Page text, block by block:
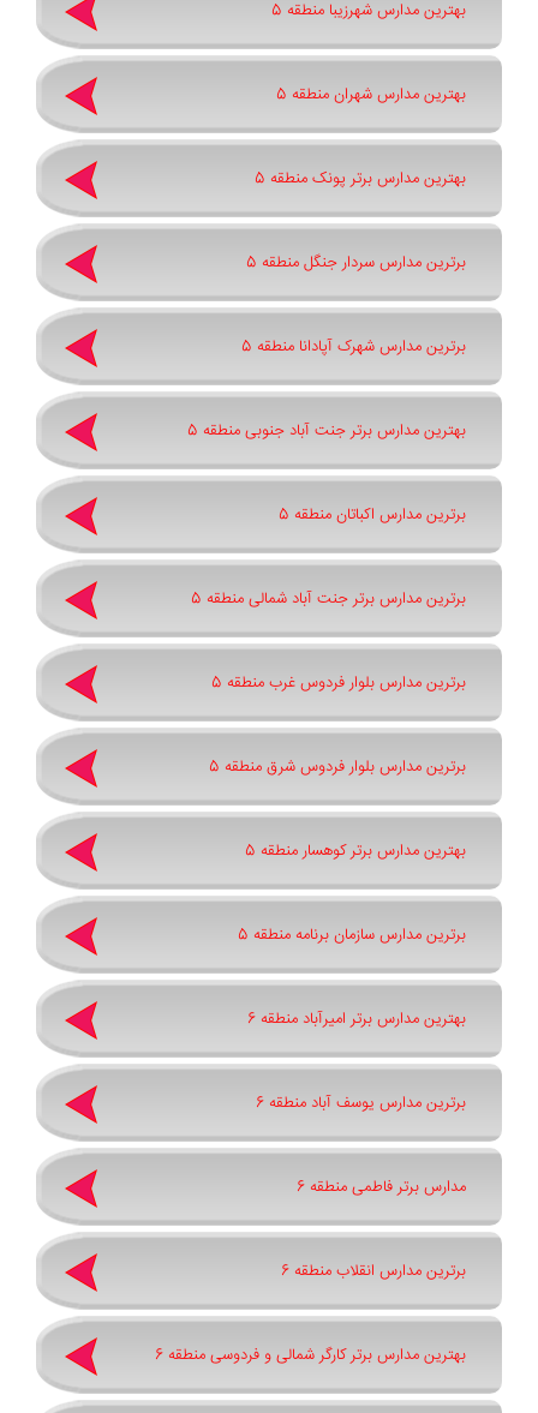
بهترین مدارس شهرزیبا منطقه 5
بهترین مدارس شهران منطقه 5
بهترین مدارس برتر پونک منطقه 5
برترین مدارس سردار جنگل منطقه 5
برترین مدارس شهرک آپادانا منطقه 5
بهترین مدارس برتر جنت آباد جنوبی منطقه 5
برترین مدارس اکباتان منطقه 5
برترین مدارس برتر جنت آباد شمالی منطقه 5
برترین مدارس بلوار فردوس غرب منطقه 5
برترین مدارس بلوار فردوس شرق منطقه 5
بهترین مدارس برتر کوهسار منطقه 5
برترین مدارس سازمان برنامه منطقه 5
بهترین مدارس برتر امیرآباد منطقه 6
برترین مدارس یوسف آباد منطقه 6
مدارس برتر فاطمی منطقه 6
برترین مدارس انقلاب منطقه 6
بهترین مدارس برتر کارگر شمالی و فردوسی منطقه 6